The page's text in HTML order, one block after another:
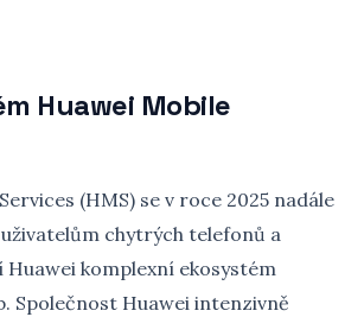
Huawei Mobile
(HMS) se v roce 2025 nadále
chytrých telefonů a
Huawei komplexní ekosystém
Společnost Huawei intenzivně